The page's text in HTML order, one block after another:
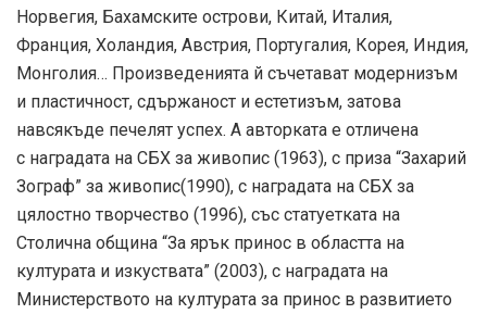
Норвегия, Бахамските острови, Китай, Италия,
Франция, Холандия, Австрия, Португалия, Корея, Индия,
Монголия… Произведенията й съчетават модернизъм
и пластичност, сдържаност и естетизъм, затова
навсякъде печелят успех. А авторката е отличена
с наградата на СБХ за живопис (1963), с приза “Захарий
Зограф” за живопис(1990), с наградата на СБХ за
цялостно творчество (1996), със статуетката на
Столична община “За ярък принос в областта на
културата и изкуствата” (2003), с наградата на
Министерството на културата за принос в развитието